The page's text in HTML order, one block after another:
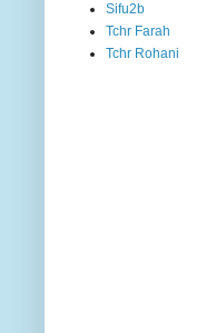
Sifu2b
Tchr Farah
Tchr Rohani